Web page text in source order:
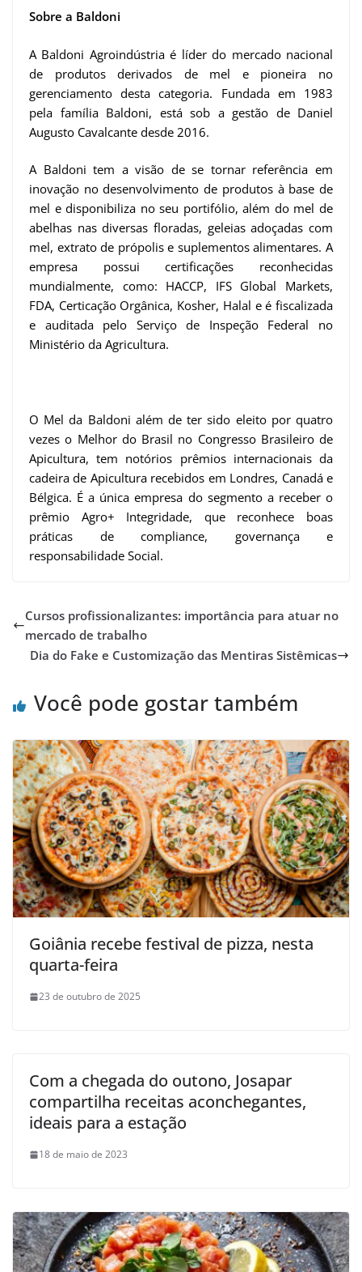
Sobre a Baldoni
A Baldoni Agroindústria é líder do mercado nacional
de produtos derivados de mel e pioneira no
gerenciamento desta categoria. Fundada em 1983
pela família Baldoni, está sob a gestão de Daniel
Augusto Cavalcante desde 2016.
A Baldoni tem a visão de se tornar referência em
inovação no desenvolvimento de produtos à base de
mel e disponibiliza no seu portifólio, além do mel de
abelhas nas diversas floradas, geleias adoçadas com
mel, extrato de própolis e suplementos alimentares. A
empresa possui certificações reconhecidas
mundialmente, como: HACCP, IFS Global Markets,
FDA, Certicação Orgânica, Kosher, Halal e é fiscalizada
e auditada pelo Serviço de Inspeção Federal no
Ministério da Agricultura.
O Mel da Baldoni além de ter sido eleito por quatro
vezes o Melhor do Brasil no Congresso Brasileiro de
Apicultura, tem notórios prêmios internacionais da
cadeira de Apicultura recebidos em Londres, Canadá e
Bélgica. É a única empresa do segmento a receber o
prêmio Agro+ Integridade, que reconhece boas
práticas de compliance, governança e
responsabilidade Social.
Cursos profissionalizantes: importância para atuar no
mercado de trabalho
Dia do Fake e Customização das Mentiras Sistêmicas
Você pode gostar também
Goiânia recebe festival de pizza, nesta
quarta-feira
23 de outubro de 2025
Com a chegada do outono, Josapar
compartilha receitas aconchegantes,
ideais para a estação
18 de maio de 2023